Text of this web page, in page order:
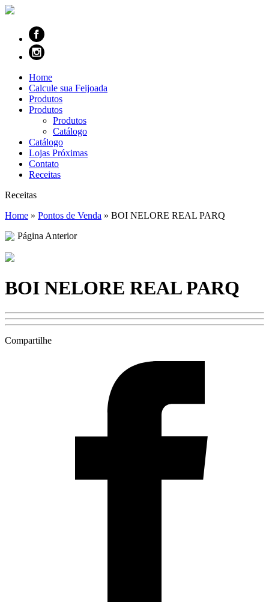
Home
Calcule sua Feijoada
Produtos
Produtos
Produtos
Catálogo
Catálogo
Lojas Próximas
Contato
Receitas
Receitas
Home » Pontos de Venda » BOI NELORE REAL PARQ
Página Anterior
BOI NELORE REAL PARQ
Compartilhe